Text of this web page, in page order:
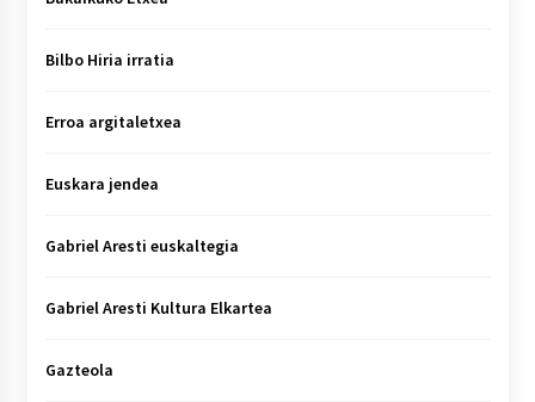
Bilbo Hiria irratia
Erroa argitaletxea
Euskara jendea
Gabriel Aresti euskaltegia
Gabriel Aresti Kultura Elkartea
Gazteola